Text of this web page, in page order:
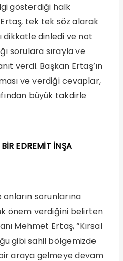
gösterdiği halk
tek tek söz alarak
dikkatle dinledi ve not
sorulara sırayla ve
verdi. Başkan Ertaş’ın
ve verdiği cevaplar,
büyük takdirle
EDREMİT İNŞA
sorunlarına
önem verdiğini belirten
Mehmet Ertaş, “Kırsal
gibi sahil bölgemizde
araya gelmeye devam